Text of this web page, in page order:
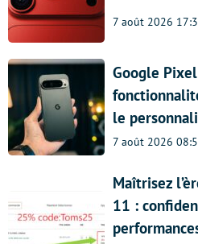
7 août 2026
Google
le
7 août 2026
Maîtrisez
11 :